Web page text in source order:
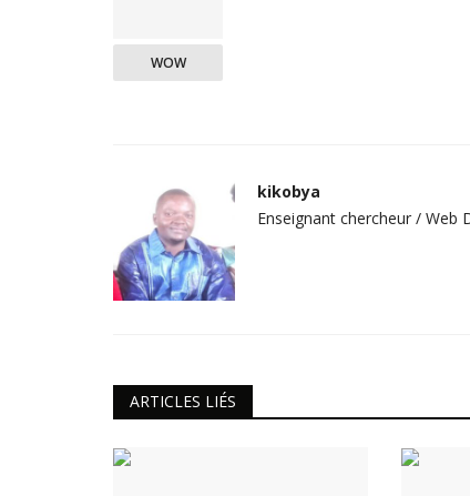
WOW
kikobya
Enseignant chercheur / Web
ARTICLES LIÉS